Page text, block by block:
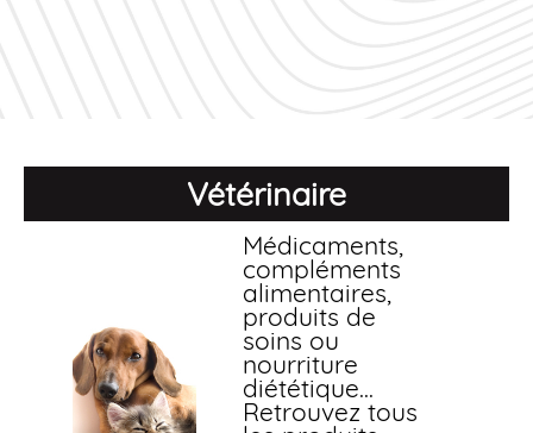
Vétérinaire
Médicaments,
compléments
alimentaires,
produits de
soins ou
nourriture
diététique...
Retrouvez tous